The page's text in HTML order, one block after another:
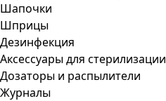
Шапочки
Шприцы
Дезинфекция
Аксессуары для стерилизации
Дозаторы и распылители
Журналы